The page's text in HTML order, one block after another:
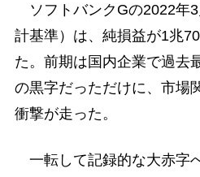
ソフトバンクGの2022年
計基準）は、純損益が1兆
た。前期は国内企業で過去
の黒字だっただけに、市場
衝撃が走った。
一転して記録的な大赤字